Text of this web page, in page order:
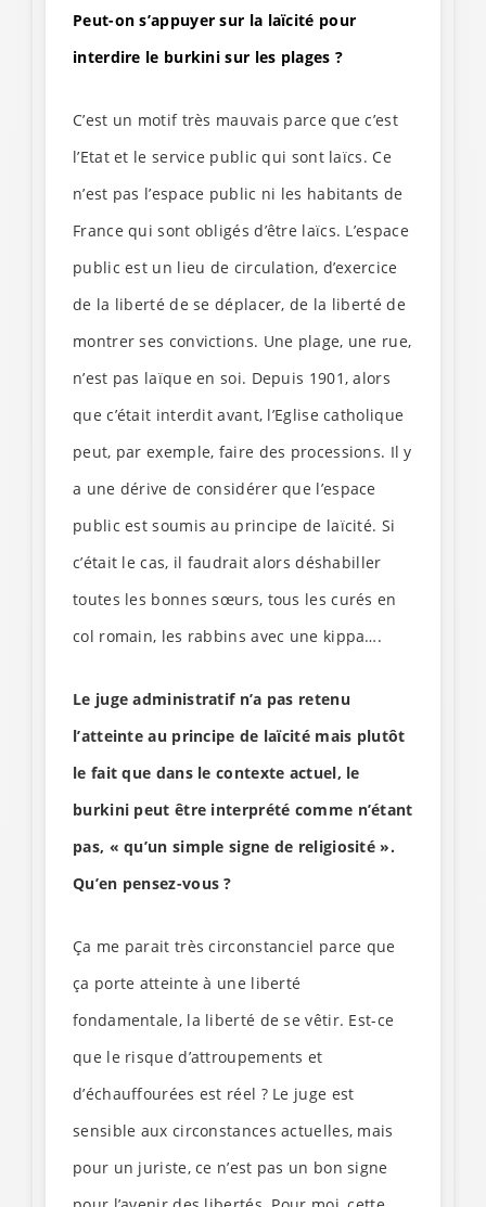
Peut-on s’appuyer sur la laïcité pour
interdire le burkini sur les plages ?
C’est un motif très mauvais parce que c’est
l’Etat et le service public qui sont laïcs. Ce
n’est pas l’espace public ni les habitants de
France qui sont obligés d’être laïcs. L’espace
public est un lieu de circulation, d’exercice
de la liberté de se déplacer, de la liberté de
montrer ses convictions. Une plage, une rue,
n’est pas laïque en soi. Depuis 1901, alors
que c’était interdit avant, l’Eglise catholique
peut, par exemple, faire des processions. Il y
a une dérive de considérer que l’espace
public est soumis au principe de laïcité. Si
c’était le cas, il faudrait alors déshabiller
toutes les bonnes sœurs, tous les curés en
col romain, les rabbins avec une kippa….
Le juge administratif n’a pas retenu
l’atteinte au principe de laïcité mais plutôt
le fait que dans le contexte actuel, le
burkini peut être interprété comme n’étant
pas, « qu’un simple signe de religiosité ».
Qu’en pensez-vous ?
Ça me parait très circonstanciel parce que
ça porte atteinte à une liberté
fondamentale, la liberté de se vêtir. Est-ce
que le risque d’attroupements et
d’échauffourées est réel ? Le juge est
sensible aux circonstances actuelles, mais
pour un juriste, ce n’est pas un bon signe